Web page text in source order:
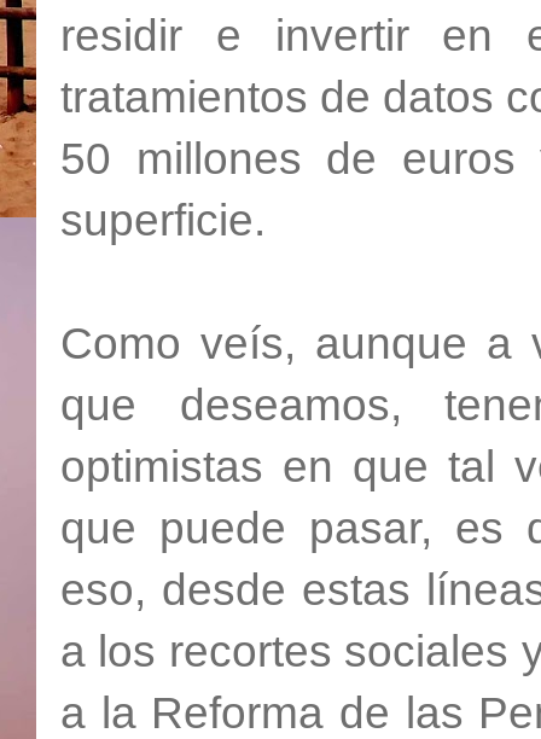
residir e invertir en
tratamientos de datos
50 millones de
superficie.
Como veís, aunque a
que deseamos,
optimistas en que tal
que puede pasar, es
eso, desde estas
a los recortes sociales
a la Reforma de las